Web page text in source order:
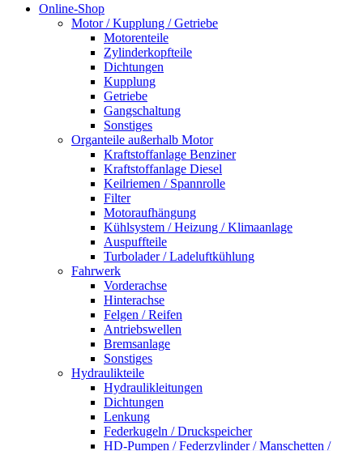
Online-Shop
Motor / Kupplung / Getriebe
Motorenteile
Zylinderkopfteile
Dichtungen
Kupplung
Getriebe
Gangschaltung
Sonstiges
Organteile außerhalb Motor
Kraftstoffanlage Benziner
Kraftstoffanlage Diesel
Keilriemen / Spannrolle
Filter
Motoraufhängung
Kühlsystem / Heizung / Klimaanlage
Auspuffteile
Turbolader / Ladeluftkühlung
Fahrwerk
Vorderachse
Hinterachse
Felgen / Reifen
Antriebswellen
Bremsanlage
Sonstiges
Hydraulikteile
Hydraulikleitungen
Dichtungen
Lenkung
Federkugeln / Druckspeicher
HD-Pumpen / Federzylinder / Manschetten /